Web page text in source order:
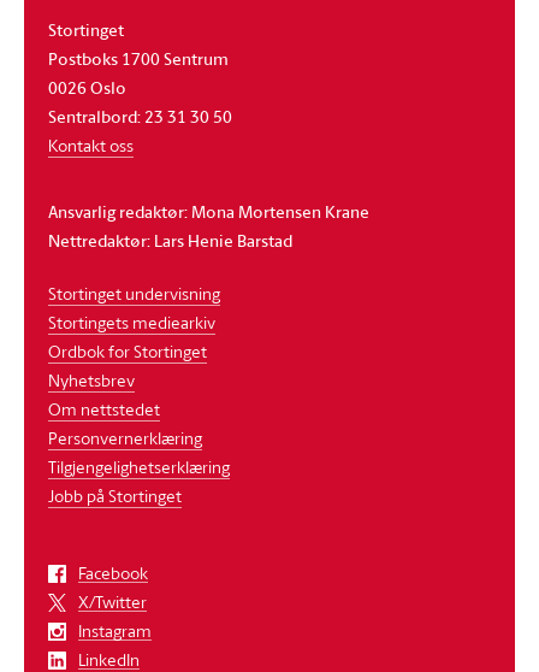
Stortinget
Postboks 1700 Sentrum
0026 Oslo
Sentralbord: 23 31 30 50
Kontakt oss
Ansvarlig redaktør: Mona Mortensen Krane
Nettredaktør: Lars Henie Barstad
Stortinget undervisning
Stortingets mediearkiv
Ordbok for Stortinget
Nyhetsbrev
Om nettstedet
Personvernerklæring
Tilgjengelighetserklæring
Jobb på Stortinget
Facebook
X/Twitter
Instagram
LinkedIn